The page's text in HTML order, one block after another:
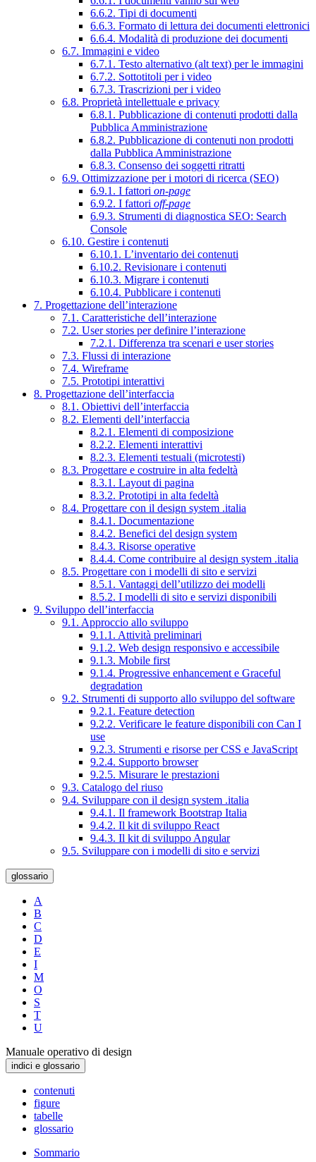
6.6.2. Tipi di documenti
6.6.3. Formato di lettura dei documenti elettronici
6.6.4. Modalità di produzione dei documenti
6.7. Immagini e video
6.7.1. Testo alternativo (alt text) per le immagini
6.7.2. Sottotitoli per i video
6.7.3. Trascrizioni per i video
6.8. Proprietà intellettuale e privacy
6.8.1. Pubblicazione di contenuti prodotti dalla
Pubblica Amministrazione
6.8.2. Pubblicazione di contenuti non prodotti
dalla Pubblica Amministrazione
6.8.3. Consenso dei soggetti ritratti
6.9. Ottimizzazione per i motori di ricerca (SEO)
6.9.1. I fattori on-page
6.9.2. I fattori off-page
6.9.3. Strumenti di diagnostica SEO: Search
Console
6.10. Gestire i contenuti
6.10.1. L’inventario dei contenuti
6.10.2. Revisionare i contenuti
6.10.3. Migrare i contenuti
6.10.4. Pubblicare i contenuti
7. Progettazione dell’interazione
7.1. Caratteristiche dell’interazione
7.2. User stories per definire l’interazione
7.2.1. Differenza tra scenari e user stories
7.3. Flussi di interazione
7.4. Wireframe
7.5. Prototipi interattivi
8. Progettazione dell’interfaccia
8.1. Obiettivi dell’interfaccia
8.2. Elementi dell’interfaccia
8.2.1. Elementi di composizione
8.2.2. Elementi interattivi
8.2.3. Elementi testuali (microtesti)
8.3. Progettare e costruire in alta fedeltà
8.3.1. Layout di pagina
8.3.2. Prototipi in alta fedeltà
8.4. Progettare con il design system .italia
8.4.1. Documentazione
8.4.2. Benefici del design system
8.4.3. Risorse operative
8.4.4. Come contribuire al design system .italia
8.5. Progettare con i modelli di sito e servizi
8.5.1. Vantaggi dell’utilizzo dei modelli
8.5.2. I modelli di sito e servizi disponibili
9. Sviluppo dell’interfaccia
9.1. Approccio allo sviluppo
9.1.1. Attività preliminari
9.1.2. Web design responsivo e accessibile
9.1.3. Mobile first
9.1.4. Progressive enhancement e Graceful
degradation
9.2. Strumenti di supporto allo sviluppo del software
9.2.1. Feature detection
9.2.2. Verificare le feature disponibili con Can I
use
9.2.3. Strumenti e risorse per CSS e JavaScript
9.2.4. Supporto browser
9.2.5. Misurare le prestazioni
9.3. Catalogo del riuso
9.4. Sviluppare con il design system .italia
9.4.1. Il framework Bootstrap Italia
9.4.2. Il kit di sviluppo React
9.4.3. Il kit di sviluppo Angular
9.5. Sviluppare con i modelli di sito e servizi
glossario
A
B
C
D
E
I
M
O
S
T
U
Manuale operativo di design
indici e glossario
contenuti
figure
tabelle
glossario
Sommario